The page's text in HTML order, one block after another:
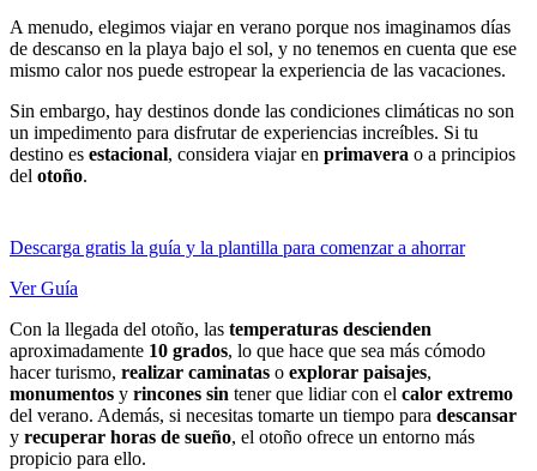
A menudo, elegimos viajar en verano porque nos imaginamos días
de descanso en la playa bajo el sol, y no tenemos en cuenta que ese
mismo calor nos puede estropear la experiencia de las vacaciones.
Sin embargo, hay destinos donde las condiciones climáticas no son
un impedimento para disfrutar de experiencias increíbles. Si tu
destino es estacional, considera viajar en primavera o a principios
del otoño.
Descarga gratis la guía y la plantilla para comenzar a ahorrar
Ver Guía
Con la llegada del otoño, las temperaturas descienden
aproximadamente 10 grados, lo que hace que sea más cómodo
hacer turismo, realizar caminatas o explorar paisajes,
monumentos y rincones sin tener que lidiar con el calor extremo
del verano. Además, si necesitas tomarte un tiempo para descansar
y recuperar horas de sueño, el otoño ofrece un entorno más
propicio para ello.